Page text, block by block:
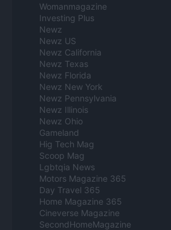
Womanmagazine
Investing Plus
Newz
Newz US
Newz California
Newz Texas
Newz Florida
Newz New York
Newz Pennsylvania
Newz Illinois
Newz Ohio
Gameland
Hig Tech Mag
Scoop Mag
Lgbtqia News
Motors Magazine 365
Day Travel 365
Home Magazine 365
Cineverse Magazine
SecondHomeMagazine